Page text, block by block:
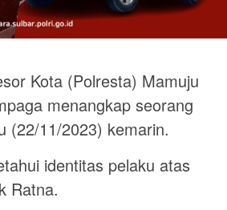
Kota (Polresta) Mamuju
menangkap seorang
(22/11/2023) kemarin.
identitas pelaku atas
Ratna.